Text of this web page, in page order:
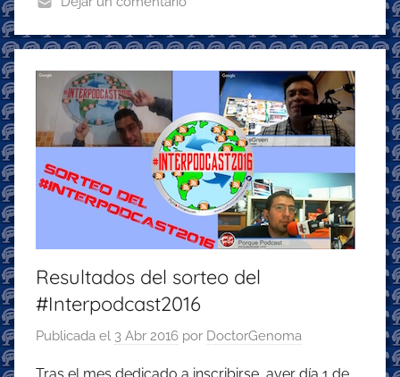
o
k
p
Resultados del sorteo del
#Interpodcast2016
Publicada el 3 Abr 2016 por DoctorGenoma